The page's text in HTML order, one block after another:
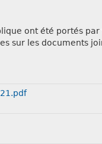
ont été portés
sur les documents